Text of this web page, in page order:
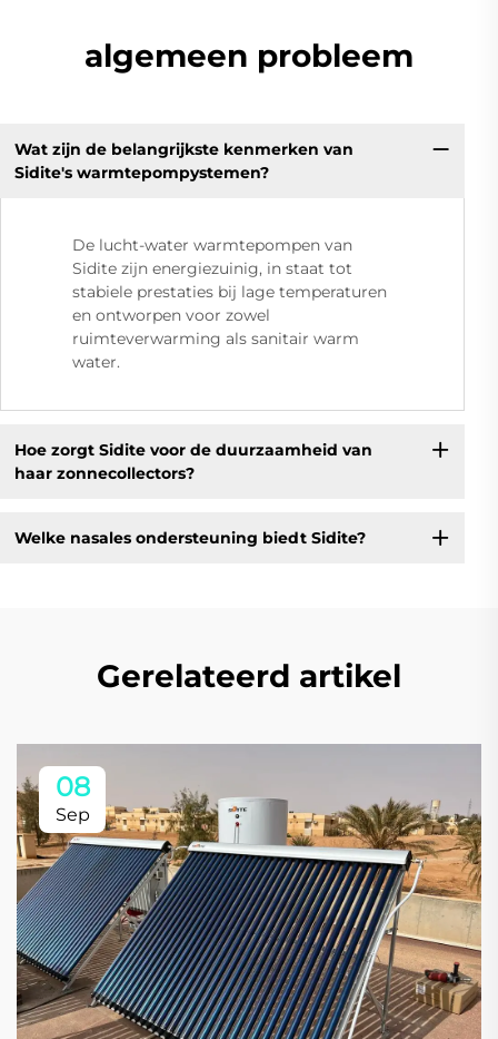
algemeen probleem
Wat zijn de belangrijkste kenmerken van
Sidite's warmtepompystemen?
De lucht-water warmtepompen van
Sidite zijn energiezuinig, in staat tot
stabiele prestaties bij lage temperaturen
en ontworpen voor zowel
ruimteverwarming als sanitair warm
water.
Hoe zorgt Sidite voor de duurzaamheid van
haar zonnecollectors?
Welke nasales ondersteuning biedt Sidite?
Gerelateerd artikel
08
Sep